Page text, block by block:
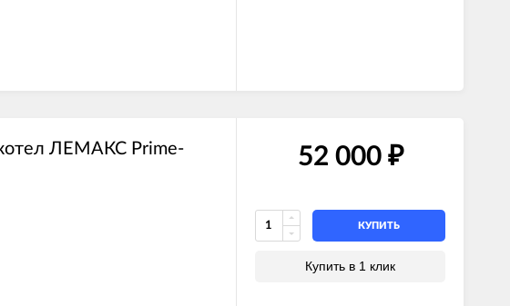
ЛЕМАКС Prime-
52 000 ₽
КУПИТЬ
Купить в 1 клик